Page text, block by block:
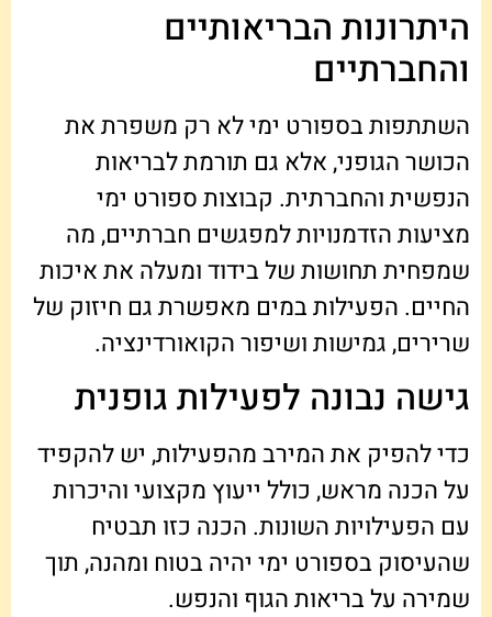
היתרונות הבריאותיים
והחברתיים
השתתפות בספורט ימי לא רק משפרת את
הכושר הגופני, אלא גם תורמת לבריאות
הנפשית והחברתית. קבוצות ספורט ימי
מציעות הזדמנויות למפגשים חברתיים, מה
שמפחית תחושות של בידוד ומעלה את איכות
החיים. הפעילות במים מאפשרת גם חיזוק של
שרירים, גמישות ושיפור הקואורדינציה.
גישה נבונה לפעילות גופנית
כדי להפיק את המירב מהפעילות, יש להקפיד
על הכנה מראש, כולל ייעוץ מקצועי והיכרות
עם הפעילויות השונות. הכנה כזו תבטיח
שהעיסוק בספורט ימי יהיה בטוח ומהנה, תוך
שמירה על בריאות הגוף והנפש.